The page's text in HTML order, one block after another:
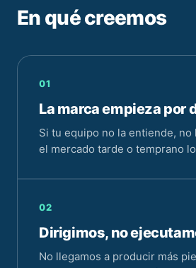
En qué creemos
01
La marca empieza por
Si tu equipo no la entiende, no
el mercado tarde o temprano
02
Dirigimos, no
No llegamos a producir más